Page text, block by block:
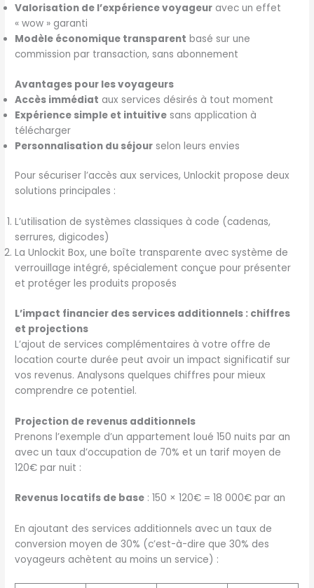
Valorisation de l’expérience voyageur avec un effet
« wow » garanti
Modèle économique transparent basé sur une
commission par transaction, sans abonnement
Avantages pour les voyageurs
Accès immédiat aux services désirés à tout moment
Expérience simple et intuitive sans application à
télécharger
Personnalisation du séjour selon leurs envies
Pour sécuriser l’accès aux services, Unlockit propose deux
solutions principales :
L’utilisation de systèmes classiques à code (cadenas,
serrures, digicodes)
La Unlockit Box, une boîte transparente avec système de
verrouillage intégré, spécialement conçue pour présenter
et protéger les produits proposés
L’impact financier des services additionnels : chiffres
et projections
L’ajout de services complémentaires à votre offre de
location courte durée peut avoir un impact significatif sur
vos revenus. Analysons quelques chiffres pour mieux
comprendre ce potentiel.
Projection de revenus additionnels
Prenons l’exemple d’un appartement loué 150 nuits par an
avec un taux d’occupation de 70% et un tarif moyen de
120€ par nuit :
Revenus locatifs de base : 150 × 120€ = 18 000€ par an
En ajoutant des services additionnels avec un taux de
conversion moyen de 30% (c’est-à-dire que 30% des
voyageurs achètent au moins un service) :